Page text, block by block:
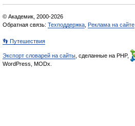
© Академик, 2000-2026
Обратная связь: Техподдержка Реклама на сайте
👣 Путешествия
Экспорт словарей на сайты , сделанные на PHP,
WordPress, MODx.